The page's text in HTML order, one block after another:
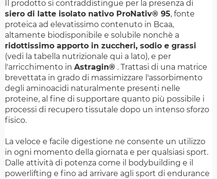
Il prodotto si contraddistingue per la presenza di
siero di latte isolato nativo ProNativ® 95, fonte
proteica ad elevatissimo contenuto in Bcaa,
altamente biodisponibile e solubile nonchè a
ridottissimo apporto in zuccheri, sodio e grassi
(vedi la tabella nutrizionale qui a lato), e per
l'arricchimento in Astragin® . Trattasi di una matrice
brevettata in grado di massimizzare l'assorbimento
degli aminoacidi naturalmente presenti nelle
proteine, al fine di supportare quanto più possibile i
processi di recupero tissutale dopo un intenso sforzo
fisico.
La veloce e facile digestione ne consente un utilizzo
in ogni momento della giornata e per qualsiasi sport.
Dalle attività di potenza come il bodybuilding e il
powerlifting e fino ad arrivare agli sport di endurance